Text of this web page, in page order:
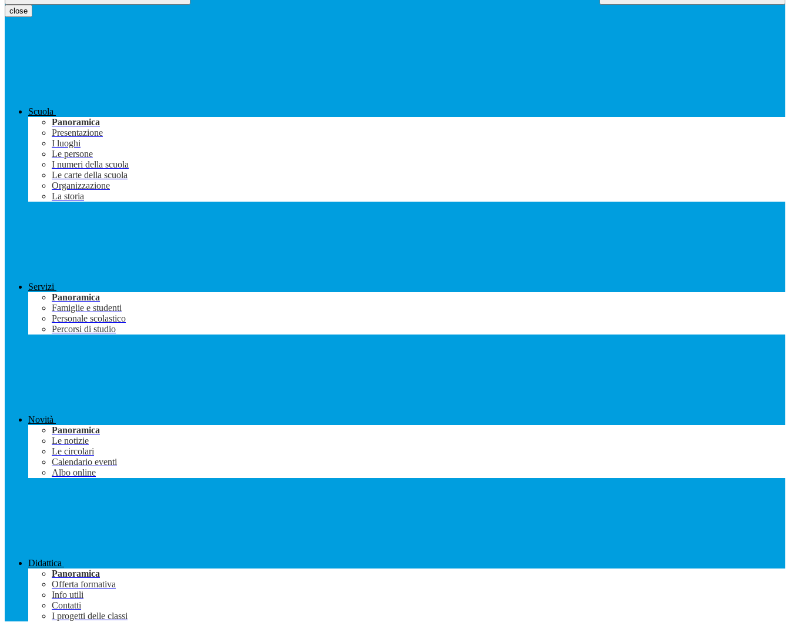
close
Scuola
Panoramica
Presentazione
I luoghi
Le persone
I numeri della scuola
Le carte della scuola
Organizzazione
La storia
Servizi
Panoramica
Famiglie e studenti
Personale scolastico
Percorsi di studio
Novità
Panoramica
Le notizie
Le circolari
Calendario eventi
Albo online
Didattica
Panoramica
Offerta formativa
Info utili
Contatti
I progetti delle classi